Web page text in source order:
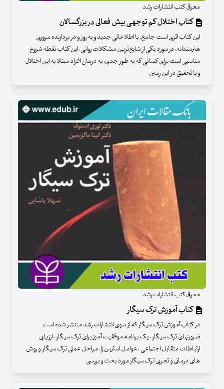
معرفی کتب انتشارات رشد
کتاب اختلال کم توجهی بیش فعالی در بزرگسالان
اين كتاب اثري است جامع، با اطلاعاتي جديد و به روز و در بردارنده‌ مروري
هنرمندانه، در مورد يكي از شايع‌ترين مشكلات رواني. اين كتاب نقطه‌ شروع
مناسبي است براي كساني كه به طور جدي، به درمان افراد مبتلا به اين اختلال
و يا تحقيق در اين زمين
معرفی کتب انتشارات رشد
کتاب آموزش ترک سیگار
در کتاب آموزش ترک سیگار که از سوی انتشارات رشد منتشر شده است
ضرورتهای ترک سیگار ، یک برنامه موفقیت آمیز برای ترک سیگار ، ارزیابی
ارتباطات متقابل اجتماعی ، عوامل استرس زا، مراحل عملی ترک سیگار و روش
های درمانی و تجربی ترک سیگار مورد بحث و بررسی